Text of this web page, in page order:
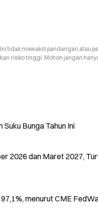
tidak mewakili pandangan atau
risiko tinggi. Mohon jangan
Bunga Tahun Ini
2026 dan Maret 2027,
menurut CME